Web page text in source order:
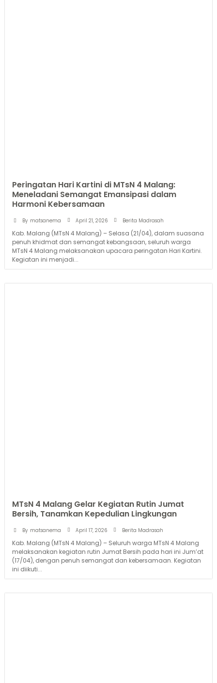
Peringatan Hari Kartini di MTsN 4 Malang:
Meneladani Semangat Emansipasi dalam
Harmoni Kebersamaan
By matsanema April 21, 2026 Berita Madrasah
Kab. Malang (MTsN 4 Malang) – Selasa (21/04), dalam suasana
penuh khidmat dan semangat kebangsaan, seluruh warga
MTsN 4 Malang melaksanakan upacara peringatan Hari Kartini.
Kegiatan ini menjadi...
MTsN 4 Malang Gelar Kegiatan Rutin Jumat
Bersih, Tanamkan Kepedulian Lingkungan
By matsanema April 17, 2026 Berita Madrasah
Kab. Malang (MTsN 4 Malang) – Seluruh warga MTsN 4 Malang
melaksanakan kegiatan rutin Jumat Bersih pada hari ini Jum’at
(17/04), dengan penuh semangat dan kebersamaan. Kegiatan
ini diikuti...